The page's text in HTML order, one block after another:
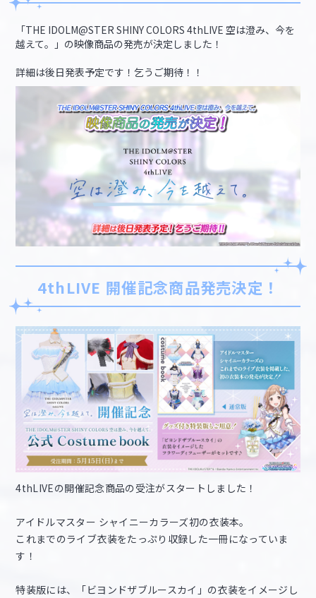
「THE IDOLM@STER SHINY COLORS 4thLIVE 空は澄み、今を
越えて。」の映像商品の発売が決定しました！
詳細は後日発表予定です！乞うご期待！！
4thLIVE 開催記念商品発売決定！
4thLIVEの開催記念商品の受注がスタートしました！
アイドルマスター シャイニーカラーズ初の衣装本。
これまでのライブ衣装をたっぷり収録した一冊になっていま
す！
特装版には、「ビヨンドザブルースカイ」の衣装をイメージし